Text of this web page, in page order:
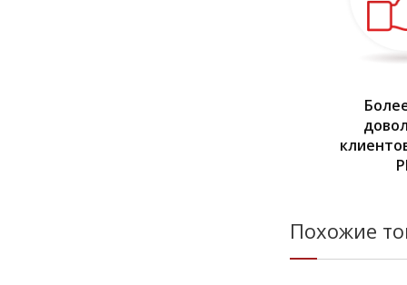
Похожие